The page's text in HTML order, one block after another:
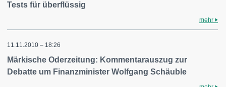
Tests für überflüssig
mehr
11.11.2010 – 18:26
Märkische Oderzeitung: Kommentarauszug zur
Debatte um Finanzminister Wolfgang Schäuble